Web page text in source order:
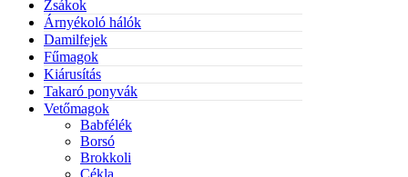
Zsákok
Árnyékoló hálók
Damilfejek
Fűmagok
Kiárusítás
Takaró ponyvák
Vetőmagok
Babfélék
Borsó
Brokkoli